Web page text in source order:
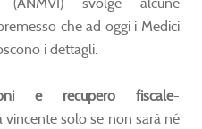
che ad oggi i Medici
i dettagli.
e recupero fiscale-
vincente solo se non sarà né